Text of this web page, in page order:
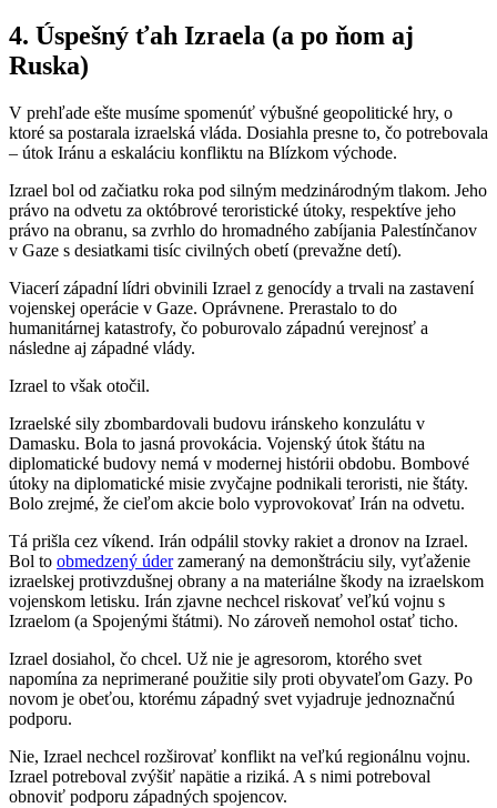
4. Úspešný ťah Izraela (a po ňom aj
Ruska)
V prehľade ešte musíme spomenúť výbušné geopolitické hry, o
ktoré sa postarala izraelská vláda. Dosiahla presne to, čo potrebovala
– útok Iránu a eskaláciu konfliktu na Blízkom východe.
Izrael bol od začiatku roka pod silným medzinárodným tlakom. Jeho
právo na odvetu za októbrové teroristické útoky, respektíve jeho
právo na obranu, sa zvrhlo do hromadného zabíjania Palestínčanov
v Gaze s desiatkami tisíc civilných obetí (prevažne detí).
Viacerí západní lídri obvinili Izrael z genocídy a trvali na zastavení
vojenskej operácie v Gaze. Oprávnene. Prerastalo to do
humanitárnej katastrofy, čo poburovalo západnú verejnosť a
následne aj západné vlády.
Izrael to však otočil.
Izraelské sily zbombardovali budovu iránskeho konzulátu v
Damasku. Bola to jasná provokácia. Vojenský útok štátu na
diplomatické budovy nemá v modernej histórii obdobu. Bombové
útoky na diplomatické misie zvyčajne podnikali teroristi, nie štáty.
Bolo zrejmé, že cieľom akcie bolo vyprovokovať Irán na odvetu.
Tá prišla cez víkend. Irán odpálil stovky rakiet a dronov na Izrael.
Bol to obmedzený úderzameraný na demonštráciu sily, vyťaženie
izraelskej protivzdušnej obrany a na materiálne škody na izraelskom
vojenskom letisku. Irán zjavne nechcel riskovať veľkú vojnu s
Izraelom (a Spojenými štátmi). No zároveň nemohol ostať ticho.
Izrael dosiahol, čo chcel. Už nie je agresorom, ktorého svet
napomína za neprimerané použitie sily proti obyvateľom Gazy. Po
novom je obeťou, ktorému západný svet vyjadruje jednoznačnú
podporu.
Nie, Izrael nechcel rozširovať konflikt na veľkú regionálnu vojnu.
Izrael potreboval zvýšiť napätie a riziká. A s nimi potreboval
obnoviť podporu západných spojencov.